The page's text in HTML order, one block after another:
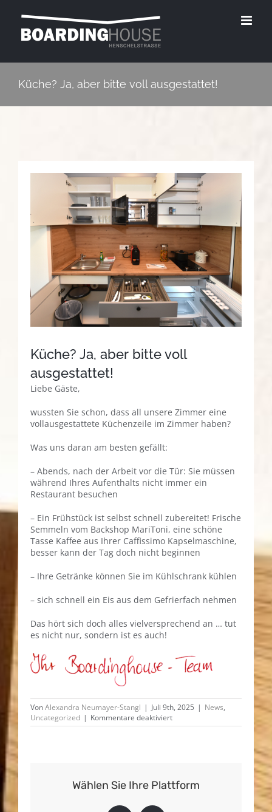
Inhalt
springen
Küche? Ja, aber bitte voll ausgestattet!
grösseres
Küche? Ja, aber bitte voll
ausgestattet!
Liebe Gäste,
wussten Sie schon, dass all unsere Zimmer eine
vollausgestattete Küchenzeile im Zimmer haben?
Was uns daran am besten gefällt:
– Abends, nach der Arbeit vor die Tür: Sie müssen
während Ihres Aufenthalts nicht immer ein
Restaurant besuchen
– Ein Frühstück ist selbst schnell zubereitet! Frische
Semmeln vom Backshop MariToni, eine schöne
Tasse Kaffee aus Ihrer Caffissimo Kapselmaschine,
besser kann der Tag doch nicht beginnen
– Ihre Getränke können Sie im Kühlschrank kühlen
– sich schnell ein Eis aus dem Gefrierfach nehmen
Das hört sich doch alles vielversprechend an … tut
es nicht nur, sondern ist es auch!
VonAlexandra Neumayer-Stangl | Juli 9th, 2025 | News,
Uncategorized | Kommentare deaktiviertfür
Küche?
ausgestattet!
Wählen Sie Ihre Plattform